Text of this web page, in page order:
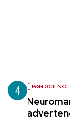
4 P&M SCIENCE